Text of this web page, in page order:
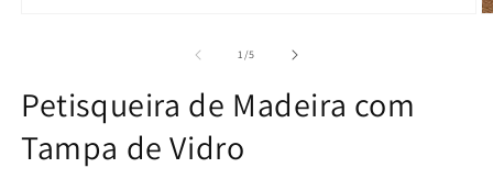
modal
1/de
5
Petisqueira de Madeira com
Tampa de Vidro